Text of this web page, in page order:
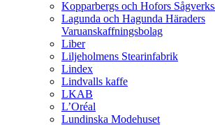
Kopparbergs och Hofors
Lagunda och Hagunda Häraders
Varuanskaffningsbolag
Liber
Liljeholmens Stearinfabrik
Lindex
Lindvalls kaffe
LKAB
L’Oréal
Lundinska Modehuset